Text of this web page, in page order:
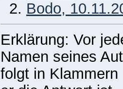
2. Bodo,
Erklärung: Vor
Namen seines
folgt in